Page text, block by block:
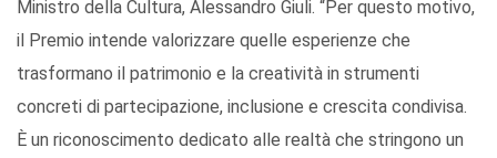
Ministro della Cultura, Alessandro Giuli. “Per questo motivo,
il Premio intende valorizzare quelle esperienze che
trasformano il patrimonio e la creatività in strumenti
concreti di partecipazione, inclusione e crescita condivisa.
È un riconoscimento dedicato alle realtà che stringono un